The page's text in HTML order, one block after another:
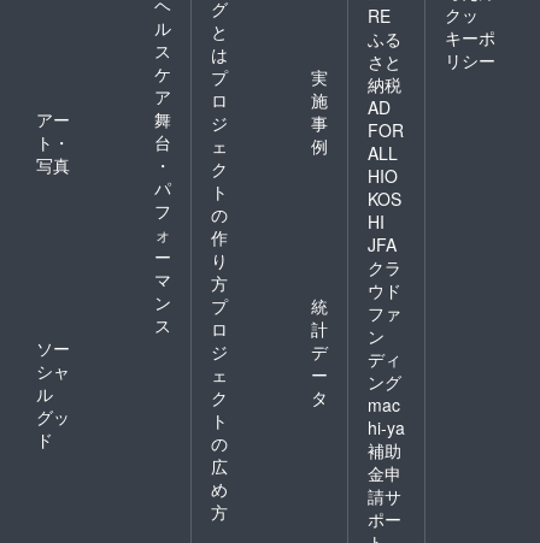
ヘ
ル
ス
ケ
ア
アー
ト・
写真
舞
台
・
パ
フ
ォ
ー
マ
ン
ス
ソー
シャ
ル
グッ
ド
グ
と
は
プ
ロ
ジ
ェ
ク
ト
の
作
り
方
実
施
事
例
プ
ロ
ジ
ェ
ク
ト
の
広
め
方
統
計
デ
ー
タ
RE
ふる
さと
納税
AD
FOR
ALL
HIO
KOS
HI
JFA
クラ
ウド
ファ
ン
ディ
ング
mac
hi-ya
補助
金申
請サ
ポー
クッ
キーポ
リシー